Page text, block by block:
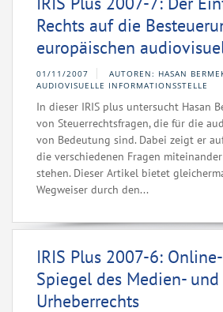
Rechts auf die
europäischen
01/11/2007
AUTOREN: HASAN
AUDIOVISUELLE INFORMATIONSSTELLE
In dieser IRIS plus untersucht Hasan
von Steuerrechtsfragen, die für die
von Bedeutung sind. Dabei zeigt er
die verschiedenen Fragen
stehen. Dieser Artikel bietet
Wegweiser durch den...
IRIS Plus 2007-6:
Spiegel des Medien- und
Urheberrechts